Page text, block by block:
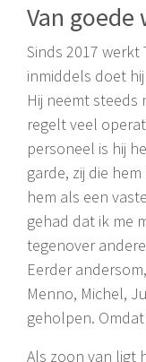
Van goede
Sinds 2017 werkt
inmiddels doet
Hij neemt steeds
regelt veel
personeel is hij
garde, zij die hem
hem als een
gehad dat ik me
tegenover
Eerder
Menno, Michel,
geholpen.
Als zoon van ligt